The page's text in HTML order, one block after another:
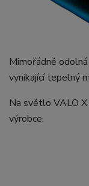
Mimořádně
vynikající tepelný
Na světlo VALO
výrobce.